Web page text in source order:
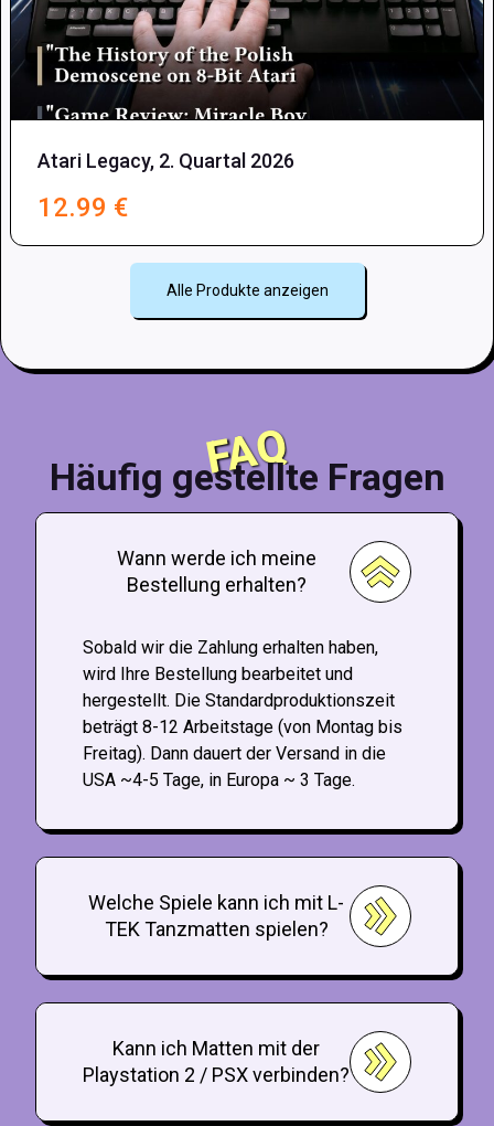
Atari Legacy, 2. Quartal 2026
12.99 €
Alle Produkte anzeigen
FAQ
Häufig gestellte Fragen
Wann werde ich meine
Bestellung erhalten?
Sobald wir die Zahlung erhalten haben,
wird Ihre Bestellung bearbeitet und
hergestellt. Die Standardproduktionszeit
beträgt 8-12 Arbeitstage (von Montag bis
Freitag). Dann dauert der Versand in die
USA ~4-5 Tage, in Europa ~ 3 Tage.
Welche Spiele kann ich mit L-
TEK Tanzmatten spielen?
Kann ich Matten mit der
Playstation 2 / PSX verbinden?